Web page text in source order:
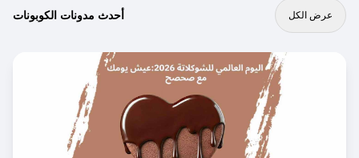
أحدث مدونات الكوبونات عرض الكل